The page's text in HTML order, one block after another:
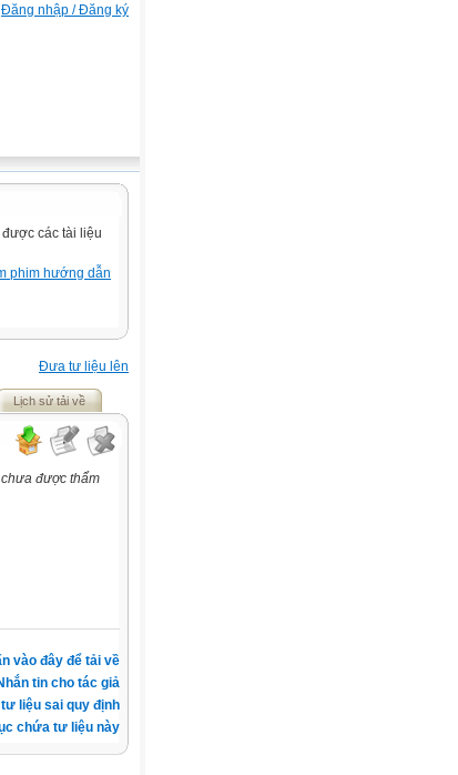
Đăng nhập / Đăng ký
các tài liệu
phim hướng dẫn
Đưa tư liệu lên
Lịch sử tải về
được thẩm
vào đây để tải về
tin cho tác giả
liệu sai quy định
chứa tư liệu này